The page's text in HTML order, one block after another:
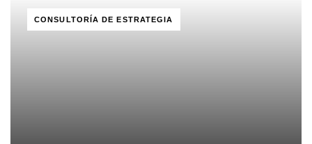
CONSULTORÍA DE ESTRATEGIA